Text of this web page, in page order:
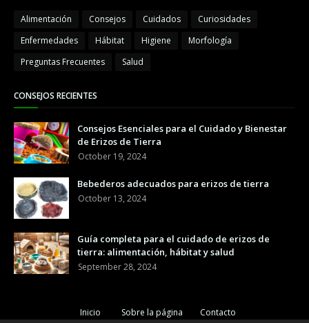
Alimentación Consejos Cuidados
Curiosidades
Enfermedades
Hábitat Higiene
Morfología
Preguntas Frecuentes
Salud
CONSEJOS RECIENTES
Consejos Esenciales para el Cuidado y Bienestar
de Erizos de Tierra
October 19, 2024
Bebederos adecuados para erizos de tierra
October 13, 2024
Guía completa para el cuidado de erizos de
tierra: alimentación, hábitat y salud
September 28, 2024
Inicio Sobre la página Contacto